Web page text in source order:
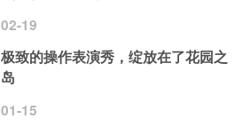
02-19
极致的操作表演秀，绽放在了花园之
岛
01-15